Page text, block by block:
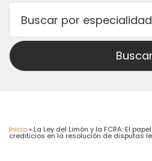
Inicio» La Ley del Limón y la FCRA: El
crediticios en la resolución de disputas